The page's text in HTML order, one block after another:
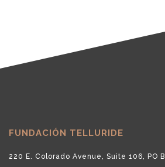
FUNDACIÓN TELLURIDE
220 E. Colorado Avenue, Suite 106, PO